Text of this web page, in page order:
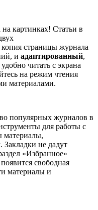
картинках! Статьи в
страницы журнала
и адаптированный,
читать с экрана
на режим чтения
материалами.
популярных журналов в
для работы с
материалы,
не дадут
«Избранное»
свободная
материалы и